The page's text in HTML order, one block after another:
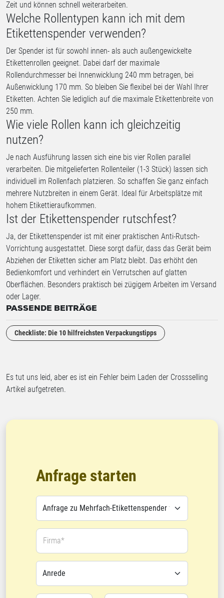
Zeit und können schnell weiterarbeiten.
Welche Rollentypen kann ich mit dem
Etikettenspender verwenden?
Der Spender ist für sowohl innen- als auch außengewickelte
Etikettenrollen geeignet. Dabei darf der maximale
Rollendurchmesser bei Innenwicklung 240 mm betragen, bei
Außenwicklung 170 mm. So bleiben Sie flexibel bei der Wahl Ihrer
Etiketten. Achten Sie lediglich auf die maximale Etikettenbreite von
250 mm.
Wie viele Rollen kann ich gleichzeitig
nutzen?
Je nach Ausführung lassen sich eine bis vier Rollen parallel
verarbeiten. Die mitgelieferten Rollenteiler (1-3 Stück) lassen sich
individuell im Rollenfach platzieren. So schaffen Sie ganz einfach
mehrere Nutzbreiten in einem Gerät. Ideal für Arbeitsplätze mit
hohem Etikettieraufkommen.
Ist der Etikettenspender rutschfest?
Ja, der Etikettenspender ist mit einer praktischen Anti-Rutsch-
Vorrichtung ausgestattet. Diese sorgt dafür, dass das Gerät beim
Abziehen der Etiketten sicher am Platz bleibt. Das erhöht den
Bedienkomfort und verhindert ein Verrutschen auf glatten
Oberflächen. Besonders praktisch bei zügigem Arbeiten im Versand
oder Lager.
PASSENDE BEITRÄGE
Checkliste: Die 10 hilfreichsten Verpackungstipps
Es tut uns leid, aber es ist ein Fehler beim Laden der Crossselling
Artikel aufgetreten.
Anfrage starten
Firma*